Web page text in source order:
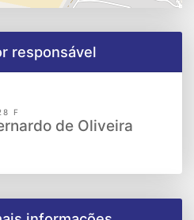
responsável
F
de Oliveira